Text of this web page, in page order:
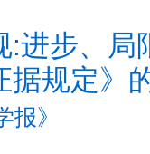
:进步、
据规定》
报》